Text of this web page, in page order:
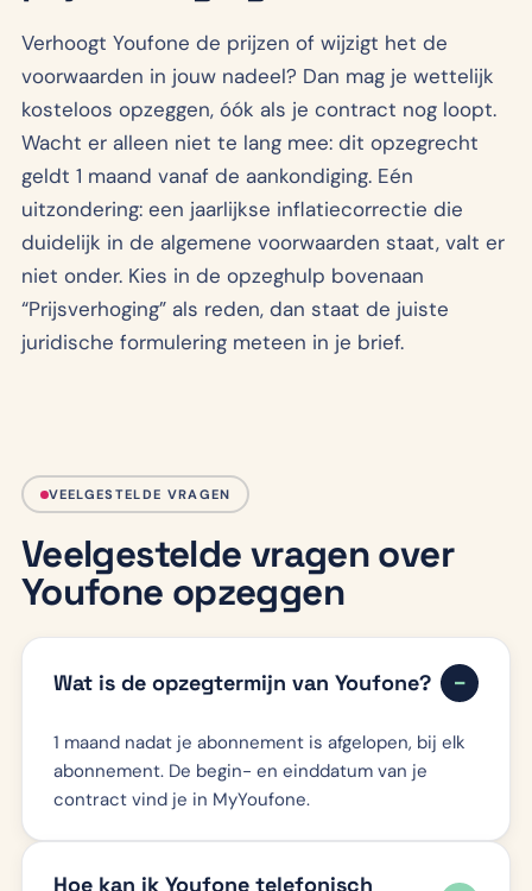
Verhoogt Youfone de prijzen of wijzigt het de
voorwaarden in jouw nadeel? Dan mag je wettelijk
kosteloos opzeggen, óók als je contract nog loopt.
Wacht er alleen niet te lang mee: dit opzegrecht
geldt 1 maand vanaf de aankondiging. Eén
uitzondering: een jaarlijkse inflatiecorrectie die
duidelijk in de algemene voorwaarden staat, valt er
niet onder. Kies in de opzeghulp bovenaan
“Prijsverhoging” als reden, dan staat de juiste
juridische formulering meteen in je brief.
VEELGESTELDE VRAGEN
Veelgestelde vragen over
Youfone opzeggen
Wat is de opzegtermijn van Youfone?
1 maand nadat je abonnement is afgelopen, bij elk
abonnement. De begin- en einddatum van je
contract vind je in MyYoufone.
Hoe kan ik Youfone telefonisch